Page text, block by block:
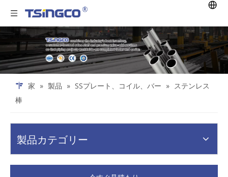
家 » 製品 » SSプレート、コイル、バー » ステンレス
棒
製品カテゴリー